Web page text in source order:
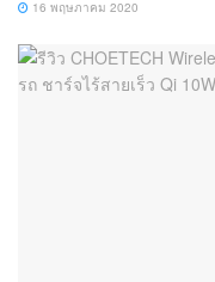
16 พฤษภาคม 2020